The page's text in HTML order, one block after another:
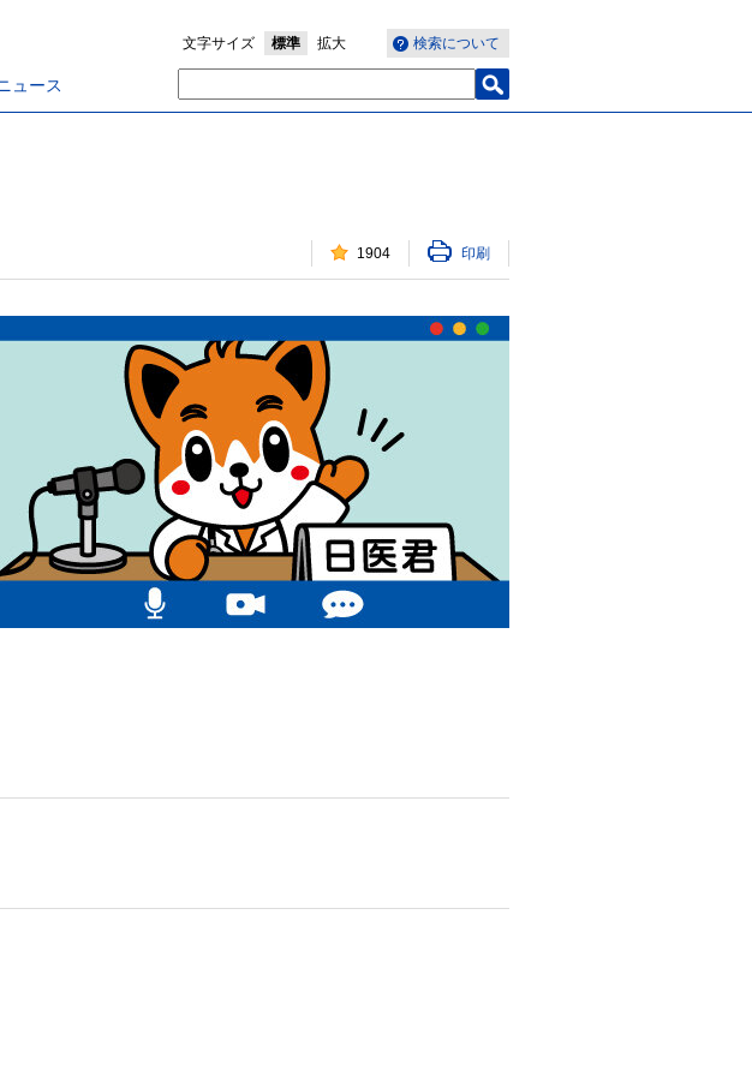
ュース
検索について
文字サイズ 標準 拡大
1904 印刷